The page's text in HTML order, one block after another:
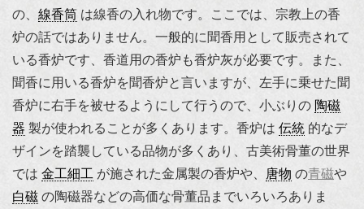
の、 線香筒 は線香の入れ物です。ここでは、宗教上の香
炉の話ではありません。一般的に聞香用として販売されて
いる香炉です、香道用の香炉も香炉灰が必要です。また、
聞香に用いる香炉を聞香炉と言いますが、左手に乗せた聞
香炉に右手を被せるようにして行うので、小ぶりの 陶磁
器 製が使われることが多くあります。香炉は 伝統 的なデ
ザインを踏襲している品物が多くあり、古美術骨董の世界
では 金工細工 が施された金属製の香炉や、 唐物 の青磁や
白磁 の陶磁器などの高価な骨董品までいろいろありま